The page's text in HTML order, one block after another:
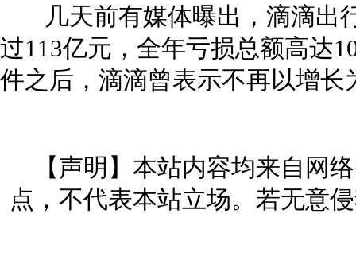
几天前有媒体曝出，滴滴出
过113亿元，全年亏损总额高达
件之后，滴滴曾表示不再以增
【声明】本站内容均来自网
点，不代表本站立场。若无意